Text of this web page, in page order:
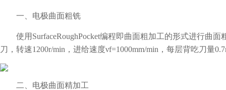
一、电极曲面粗铣
使用SurfaceRoughPocket编程即曲面粗加工的形式进行曲面
刀，转速1200r/min，进给速度νf=1000mm/min，每层背吃刀量
二、电极曲面精加工